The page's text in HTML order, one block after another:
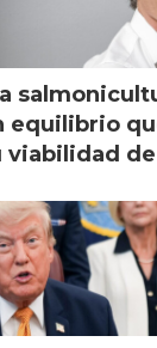
equilibrio
viabilidad